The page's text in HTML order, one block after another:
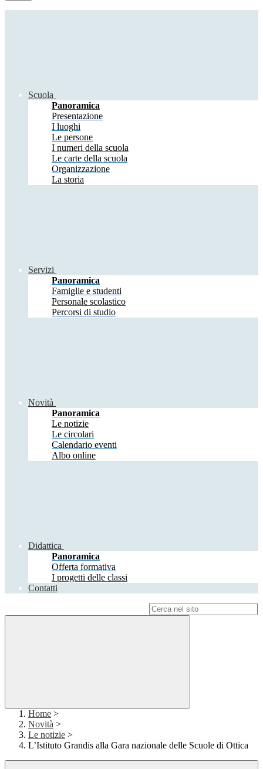
Scuola
Panoramica
Presentazione
I luoghi
Le persone
I numeri della scuola
Le carte della scuola
Organizzazione
La storia
Servizi
Panoramica
Famiglie e studenti
Personale scolastico
Percorsi di studio
Novità
Panoramica
Le notizie
Le circolari
Calendario eventi
Albo online
Didattica
Panoramica
Offerta formativa
I progetti delle classi
Contatti
Home >
Novità >
Le notizie >
L’Istituto Grandis alla Gara nazionale delle Scuole di Ottica